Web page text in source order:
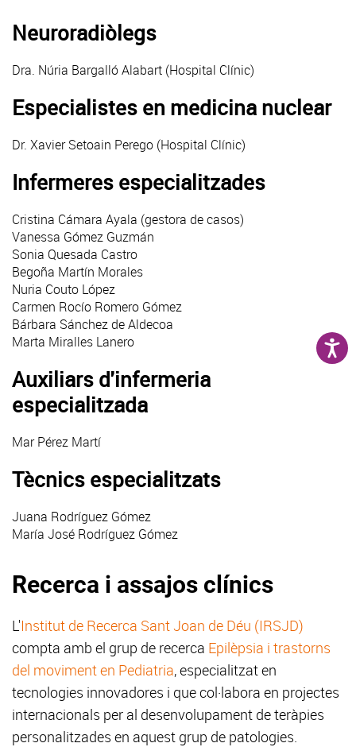
Neuroradiòlegs
Dra. Núria Bargalló Alabart (Hospital Clínic)
Especialistes en medicina nuclear
Dr. Xavier Setoain Perego (Hospital Clínic)
Infermeres especialitzades
Cristina Cámara Ayala (gestora de casos)
Vanessa Gómez Guzmán
Sonia Quesada Castro
Begoña Martín Morales
Nuria Couto López
Carmen Rocío Romero Gómez
Bárbara Sánchez de Aldecoa
Marta Miralles Lanero
Auxiliars d'infermeria
especialitzada
Mar Pérez Martí
Tècnics especialitzats
Juana Rodríguez Gómez
María José Rodríguez Gómez
Recerca i assajos clínics
L'Institut de Recerca Sant Joan de Déu (IRSJD)
compta amb el grup de recerca Epilèpsia i trastorns
del moviment en Pediatria, especialitzat en
tecnologies innovadores i que col·labora en projectes
internacionals per al desenvolupament de teràpies
personalitzades en aquest grup de patologies.